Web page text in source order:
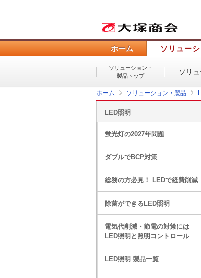
ホーム ソリュー
ソリューション・
製品トップ
ソリ
ホーム ソリューション・製品
LED照明
蛍光灯の2027年問題
ダブルでBCP対策
総務の方必見！ LEDで経費削減
除菌ができるLED照明
電気代削減・節電の対策には
LED照明と照明コントロール
LED照明 製品一覧